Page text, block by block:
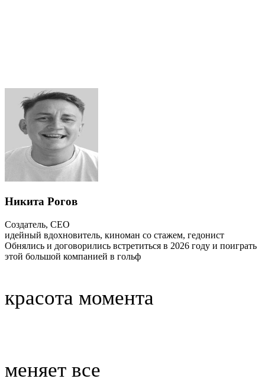
Никита Рогов
Создатель, CEO
идейный вдохновитель, киноман со стажем, гедонист
Обнялись и договорились встретиться в 2026 году и поиграть
этой большой компанией в гольф
красота момента
меняет все